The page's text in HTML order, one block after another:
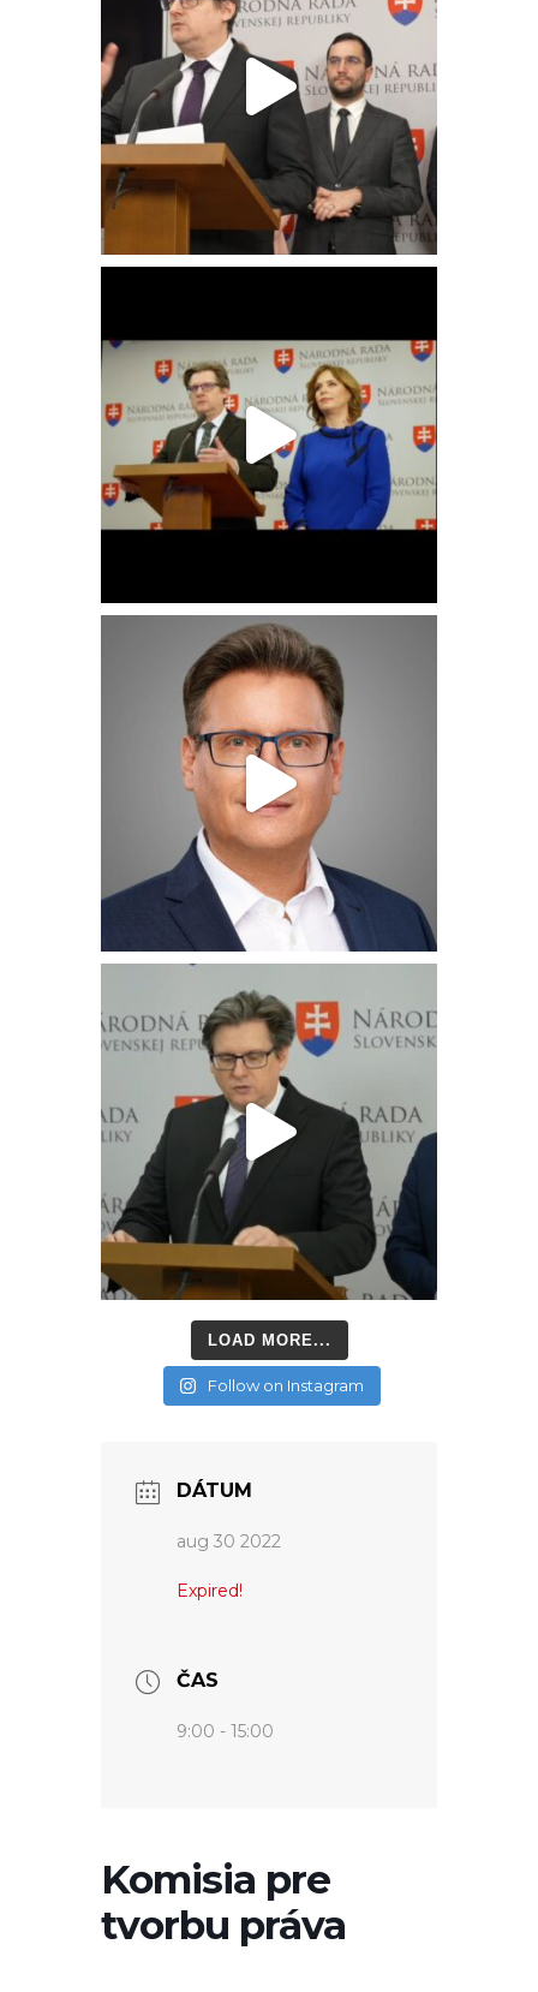
LOAD MORE...
Follow on Instagram
DÁTUM
aug 30 2022
Expired!
ČAS
9:00 - 15:00
Komisia pre
tvorbu práva